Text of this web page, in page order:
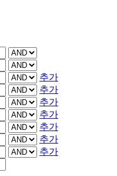
추가
추가
추가
추가
추가
추가
추가